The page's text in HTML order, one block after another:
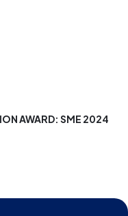
AWARD: SME 2024